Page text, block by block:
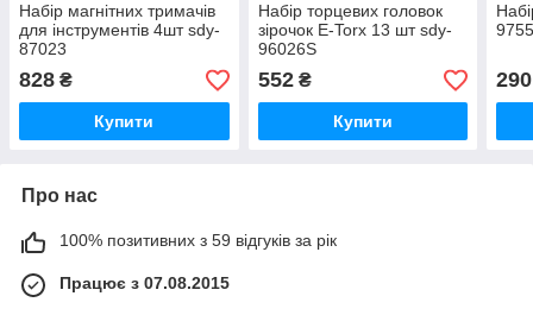
Набір магнітних тримачів
для інструментів 4шт sdy-
87023
828 ₴
Купити
Набір торцевих головок
зірочок E-Torx 13 шт sdy-
96026S
552₴
Купити
290
Про нас
100% позитивних з 59 відгуків за рік
Працює з 07.08.2015